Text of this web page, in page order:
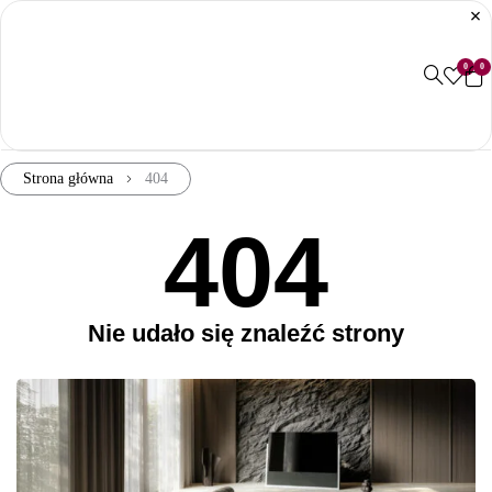
0 0
Strona główna 404
404
Nie udało się znaleźć strony